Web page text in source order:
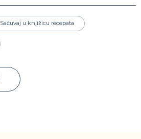
Sačuvaj u knjižicu recepata